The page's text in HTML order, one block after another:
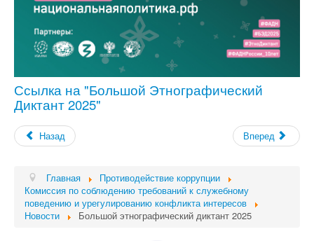
Ссылка на "Большой Этнографический
Диктант2025"
Назад Вперед
Главная
Противодействие коррупции
Комиссия по соблюдению требований к служебному
поведению и урегулированию конфликта интересов
Новости
Большой этнографический диктант 2025